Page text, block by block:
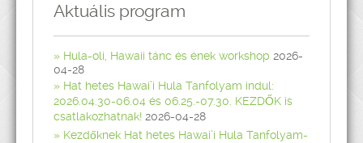
Aktuális program
Hula-oli, Hawaii tánc és ének workshop 2026-
04-28
Hat hetes Hawai’i Hula Tanfolyam indul:
2026.04.30-06.04 és 06.25.-07.30. KEZDŐK is
csatlakozhatnak! 2026-04-28
Kezdőknek Hat hetes Hawai’i Hula Tanfolyam-